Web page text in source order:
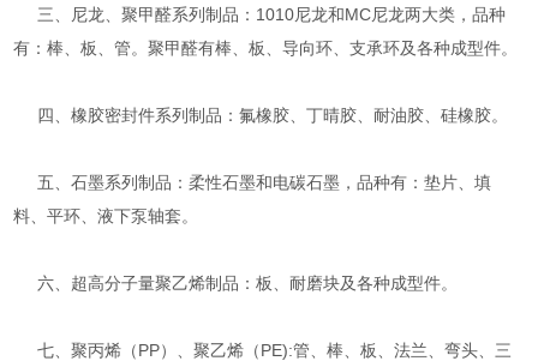
三、尼龙、聚甲醛系列制品：1010尼龙和MC尼龙两大类，品种
有：棒、板、管。聚甲醛有棒、板、导向环、支承环及各种成型件。
四、橡胶密封件系列制品：氟橡胶、丁晴胶、耐油胶、硅橡胶。
五、石墨系列制品：柔性石墨和电碳石墨，品种有：垫片、填
料、平环、液下泵轴套。
六、超高分子量聚乙烯制品：板、耐磨块及各种成型件。
七、聚丙烯（PP）、聚乙烯（PE):管、棒、板、法兰、弯头、三